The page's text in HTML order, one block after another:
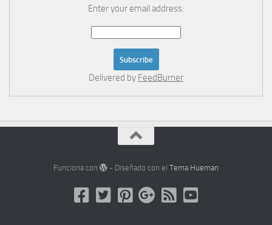
Enter your email address:
Delivered by FeedBurner
Funciona con - Diseñado con elTema Hueman